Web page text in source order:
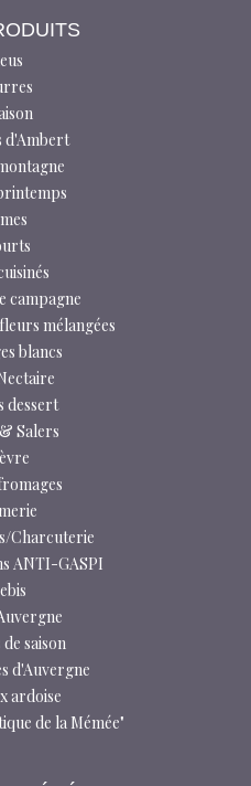
d'Ambert
campagne
mélangées
blancs
dessert
Salers
Charcuterie
ANTI-GASPI
saison
d'Auvergne
ardoise
de la Mémée"